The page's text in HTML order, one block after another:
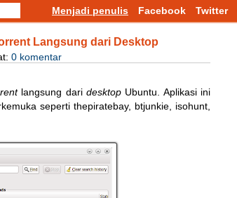
Menjadi penulis Facebook Twitter
Langsung dari Desktop
0 komentar
langsung daridesktop Ubuntu. Aplikasi ini
seperti thepiratebay, btjunkie, isohunt,